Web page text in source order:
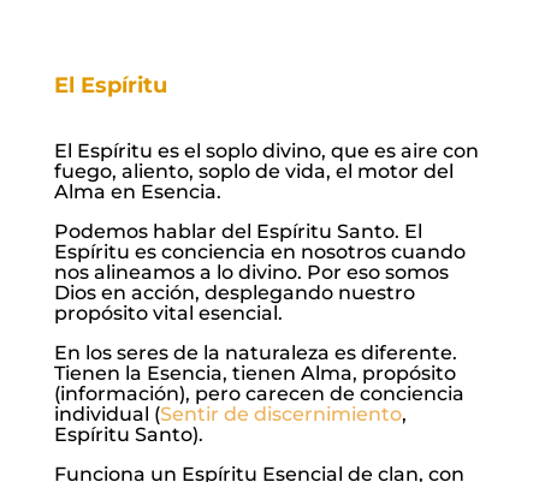
El Espíritu
El Espíritu es el soplo divino, que es aire con
fuego, aliento, soplo de vida, el motor del
Alma en Esencia.
Podemos hablar del Espíritu Santo. El
Espíritu es conciencia en nosotros cuando
nos alineamos a lo divino. Por eso somos
Dios en acción, desplegando nuestro
propósito vital esencial.
En los seres de la naturaleza es diferente.
Tienen la Esencia, tienen Alma, propósito
(información), pero carecen de conciencia
individual (Sentir de discernimiento,
Espíritu Santo).
Funciona un Espíritu Esencial de clan, con